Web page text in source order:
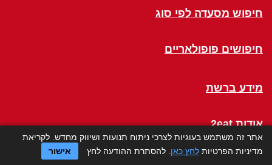
חיפוש מסעדה לפי סוג
חיפושים פופולאריים
מידע ברשת
אודות 2eat
Click a Table
אתר זה משתמש בעוגיות לצרכי ניתוח תנועות ושיווק מחדש. לקריאת
מדיניות הפרטיות לחץ כאן . להסתרת ההודעה לחץ אישור